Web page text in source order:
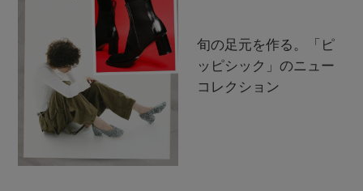
旬の足元を作る。「ピ
ッピシック」のニュー
コレクション